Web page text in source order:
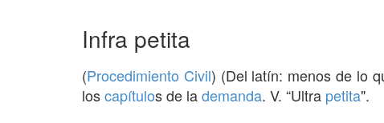
Infra petita
(Procedimiento Civil) (Del latín: menos de lo
loscapítulos de lademanda. V. “Ultra petita".